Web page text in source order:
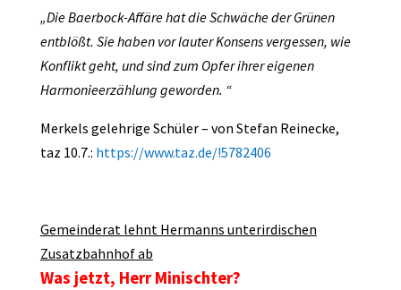
„Die Baerbock-Affäre hat die Schwäche der Grünen
entblößt. Sie haben vor lauter Konsens vergessen, wie
Konflikt geht, und sind zum Opfer ihrer eigenen
Harmonieerzählung geworden. “
Merkels gelehrige Schüler – von Stefan Reinecke,
taz 10.7.: https://www.taz.de/!5782406
Gemeinderat lehnt Hermanns unterirdischen
Zusatzbahnhof ab
Was jetzt, Herr Minischter?